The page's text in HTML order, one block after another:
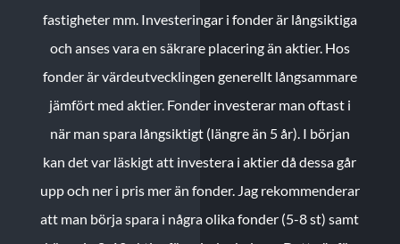
fastigheter mm. Investeringar i fonder är långsiktiga
och anses vara en säkrare placering än aktier. Hos
fonder är värdeutvecklingen generellt långsammare
jämfört med aktier. Fonder investerar man oftast i
när man spara långsiktigt (längre än 5 år). I början
kan det var läskigt att investera i aktier då dessa går
upp och ner i pris mer än fonder. Jag rekommenderar
att man börja spara i några olika fonder (5-8 st) samt